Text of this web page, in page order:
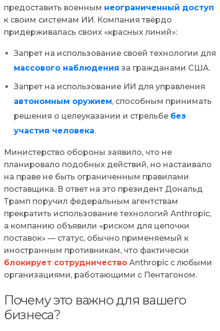
предоставить военным неограниченный доступ
к своим системам ИИ. Компания твёрдо
придерживалась своих «красных линий»:
Запрет на использование своей технологии для
массового наблюдения за гражданами США.
Запрет на использование ИИ для управления
автономным оружием, способным принимать
решения о целеуказании и стрельбе без
участия человека.
Министерство обороны заявило, что не
планировало подобных действий, но настаивало
на праве не быть ограниченным правилами
поставщика. В ответ на это президент Дональд
Трамп поручил федеральным агентствам
прекратить использование технологий Anthropic,
а компанию объявили «риском для цепочки
поставок» — статус, обычно применяемый к
иностранным противникам, что фактически
блокирует сотрудничество Anthropic с любыми
организациями, работающими с Пентагоном.
Почему это важно для вашего
бизнеса?